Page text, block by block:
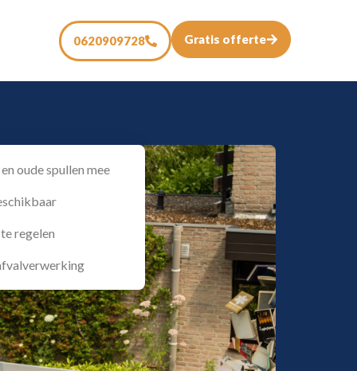
0620909728 Gratis offerte
oude spullen mee
regelen